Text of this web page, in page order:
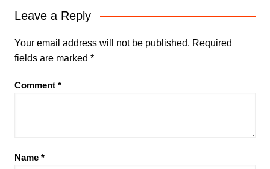
Leave a Reply
Your email address will not be published. Required
fields are marked *
Comment *
Name *